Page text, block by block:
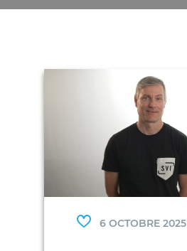
6 OCTOBRE 2025